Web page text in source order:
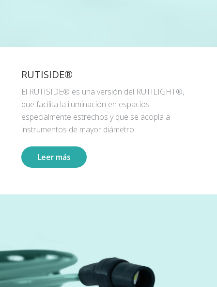
RUTISIDE®
El RUTISIDE® es una versión del RUTILIGHT®,
que facilita la iluminación en espacios
especialmente estrechos y que se acopla a
instrumentos de mayor diámetro.
Leer más